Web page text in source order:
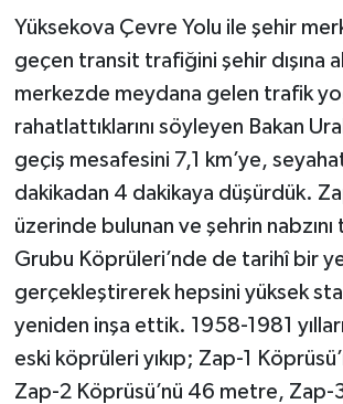
Yüksekova Çevre Yolu ile şehir
geçen transit trafiğini şehir dışına
merkezde meydana gelen trafik
rahatlattıklarını söyleyen Bakan
geçiş mesafesini 7,1 km’ye,
dakikadan 4 dakikaya düşürdük.
üzerinde bulunan ve şehrin
Grubu Köprüleri’nde de tarihî bir
gerçekleştirerek hepsini yüksek
yeniden inşa ettik. 1958-1981
eski köprüleri yıkıp; Zap-1
Zap-2 Köprüsü’nü 46 metre, Zap-